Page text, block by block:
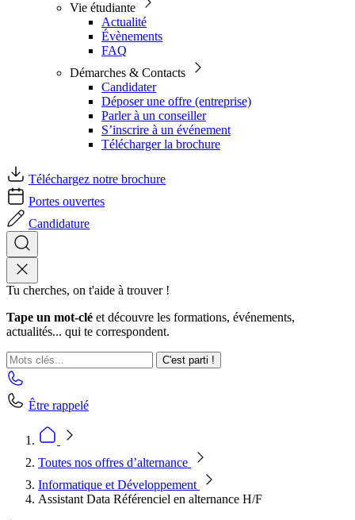
Vie étudiante
Actualité
Évènements
FAQ
Démarches & Contacts
Candidater
Déposer une offre (entreprise)
Parler à un conseiller
S’inscrire à un événement
Télécharger la brochure
Téléchargez notre brochure
Portes ouvertes
Candidature
Tu cherches, on t'aide à trouver !
Tape un mot-clé et découvre les formations, événements,
actualités... qui te correspondent.
C'est parti !
Être rappelé
Toutes nos offres d’alternance
Informatique et Développement
Assistant Data Référenciel en alternance H/F